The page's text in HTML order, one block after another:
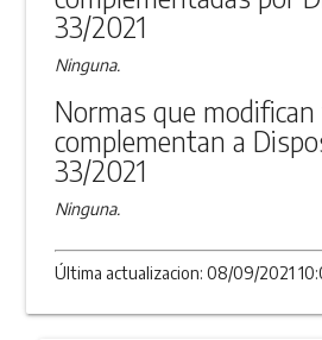
33/2021
Ninguna.
Normas que modifican
complementan a
33/2021
Ninguna.
Última actualizacion: 08/09/2021